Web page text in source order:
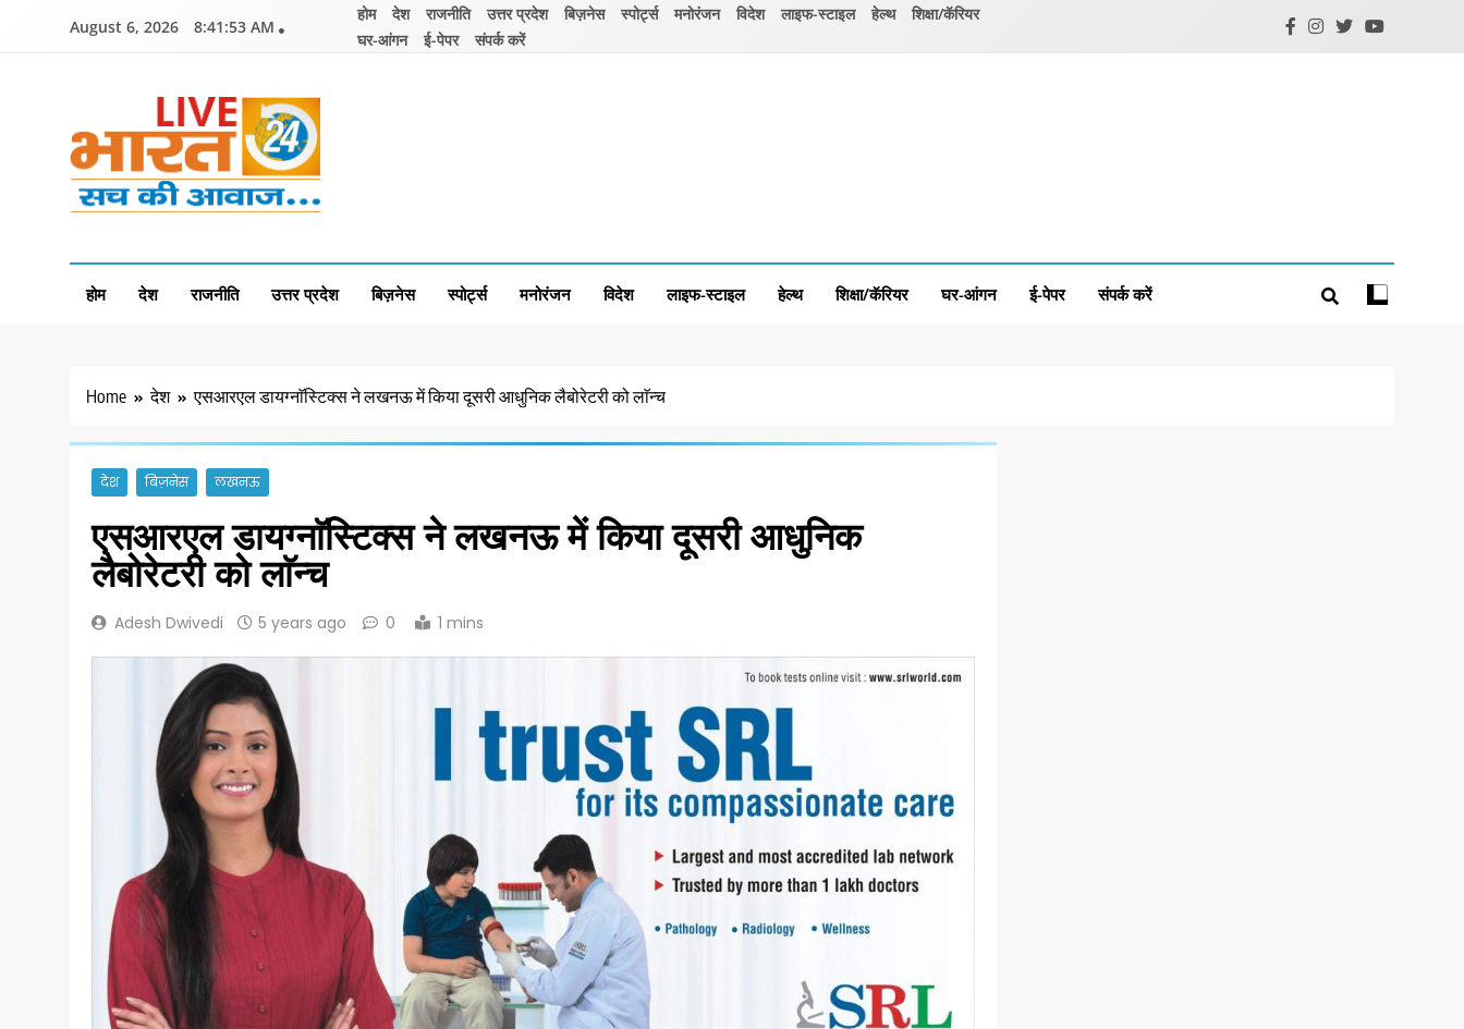
August 6, 2026 8:41:53 AM
होम देश राजनीति उत्तर प्रदेश बिज़नेस स्पोर्ट्स मनोरंजन विदेश लाइफ-स्टाइल हेल्थ
शिक्षा/कॅरियर
घर-आंगन
ई-पेपर संपर्क करें
होम देश राजनीति उत्तर प्रदेश बिज़नेस स्पोर्ट्स मनोरंजन विदेश लाइफ-स्टाइल हेल्थ शिक्षा/कॅरियर घर-आंगन ई-पेपर संपर्क करें
Home देश एसआरएल डायग्नाॅस्टिक्स ने लखनऊ में किया दूसरी आधुनिक लैबोरेटरी को लाॅन्च
देश बिज़नेस लखनऊ
एसआरएल डायग्नाॅस्टिक्स ने लखनऊ में किया दूसरी आधुनिक
लैबोरेटरी को लाॅन्च
Adesh Dwivedi 5 years ago 0 1 mins